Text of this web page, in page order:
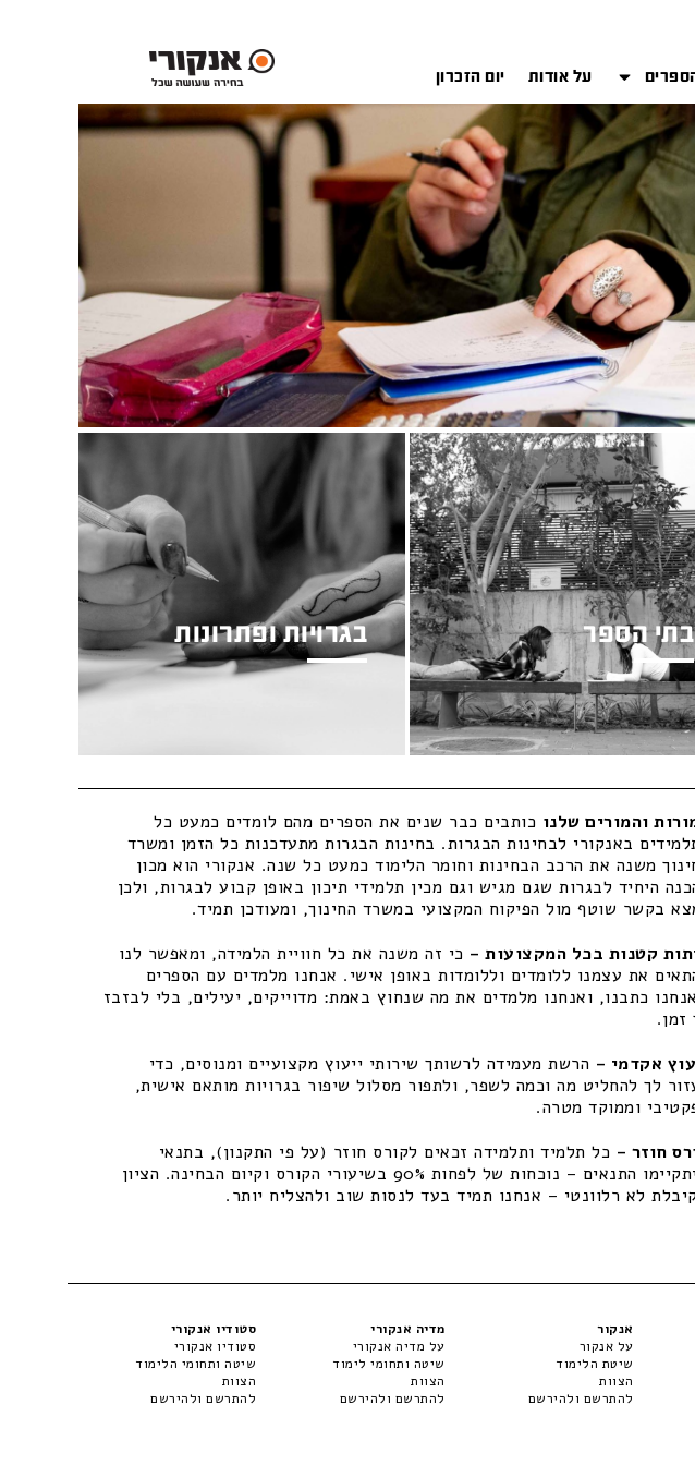
על אודות יום הזכרון
בתי הספר בגרויות ופתרונות
והמורים שלנו כותבים כבר שנים את הספרים מהם לומדים כמעט כל
באנקורי לבחינות הבגרות. בחינות הבגרות מתעדכנות כל הזמן ומשרד
משנה את הרכב הבחינות וחומר הלימוד כמעט כל שנה. אנקורי הוא מכון
היחיד לבגרות שגם מגיש וגם מכין תלמידי תיכון באופן קבוע לבגרות, ולכן
בקשר שוטף מול הפיקוח המקצועי במשרד החינוך, ומעודכן תמיד.
קטנות בכל המקצועות – כי זה משנה את כל חוויית הלמידה, ומאפשר לנו
את עצמנו ללומדים וללומדות באופן אישי. אנחנו מלמדים עם הספרים
כתבנו, ואנחנו מלמדים את מה שנחוץ באמת: מדוייקים, יעילים, בלי לבזבז
זמן.
אקדמי – הרשת מעמידה לרשותך שירותי ייעוץ מקצועיים ומנוסים, כדי
לך להחליט מה וכמה לשפר, ולתפור מסלול שיפור בגרויות מותאם אישית,
וממוקד מטרה.
חוזר – כל תלמיד ותלמידה זכאים לקורס חוזר (על פי התקנון), בתנאי
שיתקיימו התנאים – נוכחות של לפחות 90% בשיעורי הקורס וקיום הבחינה. הציון
לא רלוונטי – אנחנו תמיד בעד לנסות שוב ולהצליח יותר.
אנקור
על אנקור
שיטת הלימוד
הצוות
להתרשם ולהירשם
מדיה אנקורי
על מדיה אנקורי
שיטה ותחומי לימוד
הצוות
להתרשם ולהירשם
סטודיו אנקורי
סטודיו אנקורי
שיטה ותחומי הלימוד
הצוות
להתרשם ולהירשם